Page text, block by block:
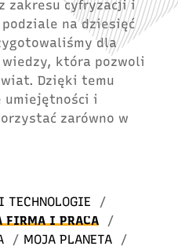
zakresu cyfryzacji i
na dziesięć
dla
wiedzy, która pozwoli
Dzięki temu
umiejętności i
zarówno w
TECHNOLOGIE
/
FIRMA I PRACA
/
/ MOJA PLANETA
/